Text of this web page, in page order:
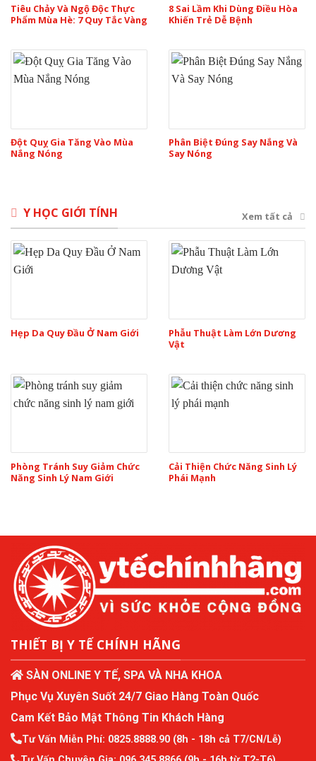
Tiêu Chảy Và Ngộ Độc Thực
Phẩm Mùa Hè: 7 Quy Tắc Vàng
8 Sai Lầm Khi Dùng Điều Hòa
Khiến Trẻ Dễ Bệnh
Đột Quỵ Gia Tăng Vào Mùa
Nắng Nóng
Phân Biệt Đúng Say Nắng Và
Say Nóng
Y HỌC GIỚI TÍNH Xem tất cả
Hẹp Da Quy Đầu Ở Nam Giới
Phẫu Thuật Làm Lớn Dương
Vật
Phòng Tránh Suy Giảm Chức
Năng Sinh Lý Nam Giới
Cải Thiện Chức Năng Sinh Lý
Phái Mạnh
THIẾT BỊ Y TẾ CHÍNH HÃNG
SÀN ONLINE Y TẾ, SPA VÀ NHA KHOA
Phục Vụ Xuyên Suốt 24/7 Giao Hàng Toàn Quốc
Cam Kết Bảo Mật Thông Tin Khách Hàng
Tư Vấn Miễn Phí: 0825.8888.90 (8h - 18h cả T7/CN/Lễ)